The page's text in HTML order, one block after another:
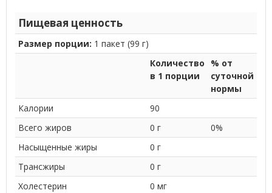
Пищевая ценность
Размер порции: 1 пакет (99 г)
Количество
в 1 порции
% от
суточной
нормы
Калории
90
Всего жиров
0 г
0%
Насыщенные жиры
0 г
Трансжиры
0 г
Холестерин
0 мг